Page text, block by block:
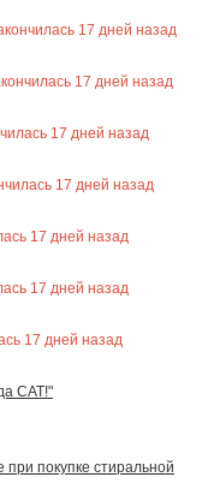
17 дней назад
17 дней назад
17 дней назад
17 дней назад
17 дней назад
17 дней назад
17 дней назад
CAT!"
покупке стиральной